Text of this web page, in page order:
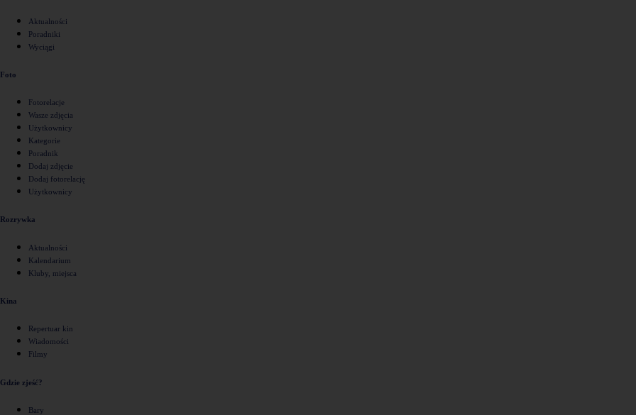
Aktualności
Poradniki
Wyciągi
Foto
Fotorelacje
Wasze zdjęcia
Użytkownicy
Kategorie
Poradnik
Dodaj zdjęcie
Dodaj fotorelację
Użytkownicy
Rozrywka
Aktualności
Kalendarium
Kluby, miejsca
Kina
Repertuar kin
Wiadomości
Filmy
Gdzie zjeść?
Bary